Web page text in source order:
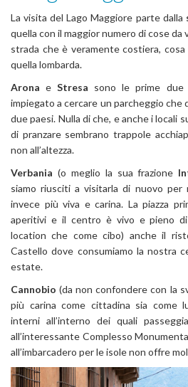
La visita del Lago Maggiore parte dalla
quella con il maggior numero di cose
strada che è veramente costiera,
quella lombarda.
Arona eStresa sono le prime
impiegato a cercare un parcheggio che
due paesi. Nulla di che, e anche i locali
di pranzare sembrano trappole
non all’altezza.
Verbania (o meglio la sua frazione
siamo riusciti a visitarla di nuovo per
invece più viva e carina. La piazza
aperitivi e il centro è vivo e pieno di
location che come cibo) anche il
Castello dove consumiamo la nostra
estate.
Cannobio (da non confondere con la
più carina come cittadina sia come
interni all’interno dei quali
all’interessante Complesso
all’imbarcadero per le isole non offre